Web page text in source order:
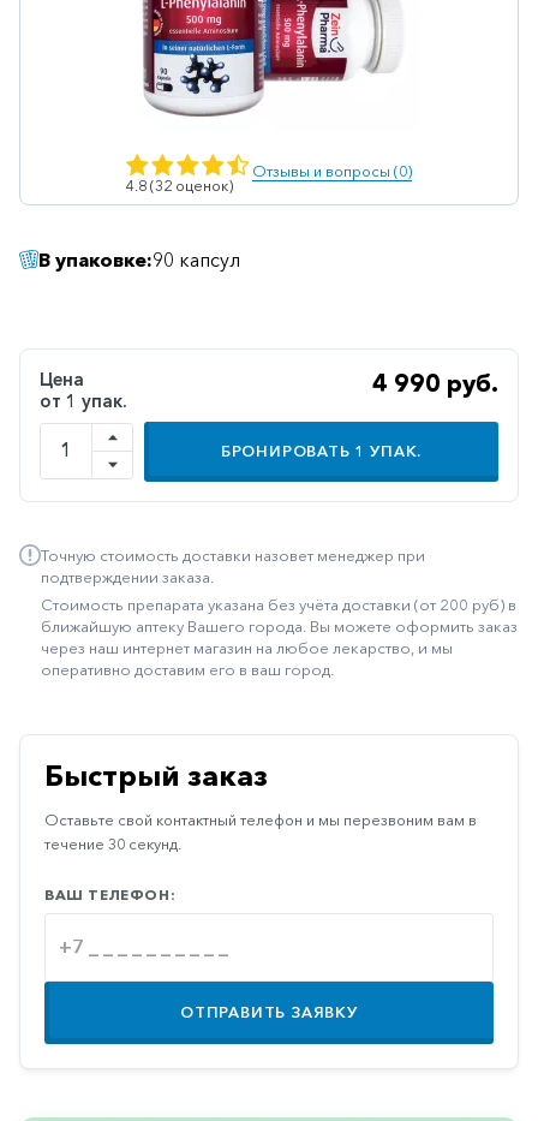
Ветеринарные
Витаминные
Гематологические
Гепатопротекторы
Дерматологические
Диабетические
Желудочно-
кишечные
Иммуностимуляторы
Климактерические
Метаболизм
Наружные
средства
Неврологические
Офтальмология
Паркинсон
Противоаллергические
Противовирусные
4.8 (32 оценок)
Отзывы и вопросы (0)
В упаковке:90 капсул
Цена
от 1 упак.
4 990 руб.
БРОНИРОВАТЬ 1 УПАК.
Точную стоимость доставки назовет менеджер при
подтверждении заказа.
Стоимость препарата указана без учёта доставки (от 200 руб) в
ближайшую аптеку Вашего города. Вы можете оформить заказ
через наш интернет магазин на любое лекарство, и мы
оперативно доставим его в ваш город.
Быстрый заказ
Оставьте свой контактный телефон и мы перезвоним вам в
течение 30 секунд.
ВАШ ТЕЛЕФОН:
ОТПРАВИТЬ ЗАЯВКУ